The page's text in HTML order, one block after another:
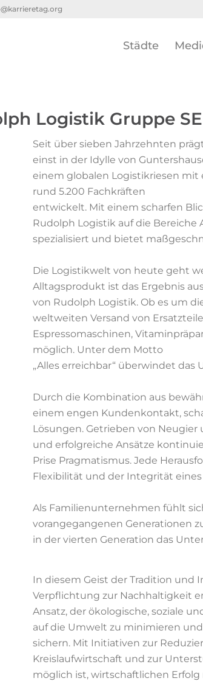
Städte
Logistik Gruppe SE
Seit über sieben Jahrzehnten
einst in der Idylle von
einem globalen Logistikriesen mit
rund 5.200 Fachkräften
entwickelt. Mit einem scharfen
Rudolph Logistik auf die
spezialisiert und bietet
Die Logistikwelt von heute geht
Alltagsprodukt ist das Ergebnis
von Rudolph Logistik. Ob es um
weltweiten Versand von
Espressomaschinen,
möglich. Unter dem Motto
„Alles erreichbar“ überwindet
Durch die Kombination aus
einem engen Kundenkontakt,
Lösungen. Getrieben von Neugier
und erfolgreiche Ansätze
Prise Pragmatismus. Jede
Flexibilität und der Integrität eines
Als Familienunternehmen fühlt
vorangegangenen Generationen
in der vierten Generation das
In diesem Geist der Tradition und
Verpflichtung zur Nachhaltigkeit
Ansatz, der ökologische, soziale
auf die Umwelt zu minimieren und
sichern. Mit Initiativen zur
Kreislaufwirtschaft und zur
möglich ist, wirtschaftlichen